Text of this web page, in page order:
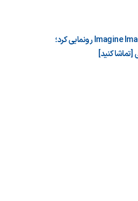
xAI از مدل تصویرساز Imagine Image 2.0 رونمایی کرد؛
[تماشا کنید]